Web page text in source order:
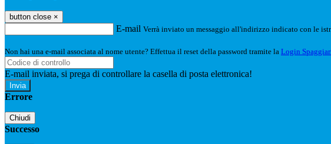
button close ×
E-mail Verrà inviato un messaggio all'indirizzo indicato con le
Non hai una e-mail associata al nome utente? Effettua il reset della password tramite la Login
E-mail inviata, si prega di controllare la casella di posta elettronica!
Errore
Chiudi
Successo